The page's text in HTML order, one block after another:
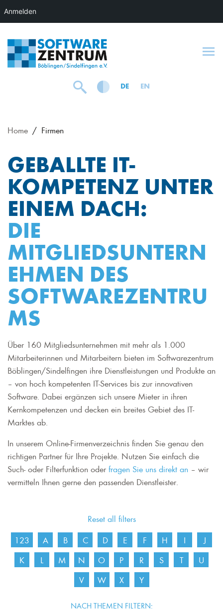
DE EN
Home Firmen
GEBALLTE IT-
KOMPETENZ UNTER
EINEM DACH:
DIE
MITGLIEDSUNTERN
EHMEN DES
SOFTWAREZENTRU
MS
Über 160 Mitgliedsunternehmen mit mehr als 1.000
Mitarbeiterinnen und Mitarbeitern bieten im Softwarezentrum
Böblingen/Sindelfingen ihre Dienstleistungen und Produkte an
– von hoch kompetenten IT-Services bis zur innovativen
Software. Dabei ergänzen sich unsere Mieter in ihren
Kernkompetenzen und decken ein breites Gebiet des IT-
Marktes ab.
In unserem Online-Firmenverzeichnis finden Sie genau den
richtigen Partner für Ihre Projekte. Nutzen Sie einfach die
Such- oder Filterfunktion oder fragen Sie uns direkt an – wir
vermitteln Ihnen gerne den passenden Dienstleister.
Reset all filters
123
A B C D E F H I
J
K
L M N O P R S T
U
V
W X Y
NACH THEMEN FILTERN:
Anmelden